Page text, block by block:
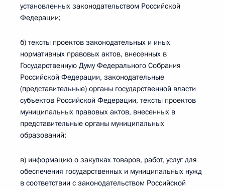
установленных законодательством Российской
Федерации;
б) тексты проектов законодательных и иных
нормативных правовых актов, внесенных в
Государственную Думу Федерального Собрания
Российской Федерации, законодательные
(представительные) органы государственной власти
субъектов Российской Федерации, тексты проектов
муниципальных правовых актов, внесенных в
представительные органы муниципальных
образований;
в) информацию о закупках товаров, работ, услуг для
обеспечения государственных и муниципальных нужд
в соответствии с законодательством Российской